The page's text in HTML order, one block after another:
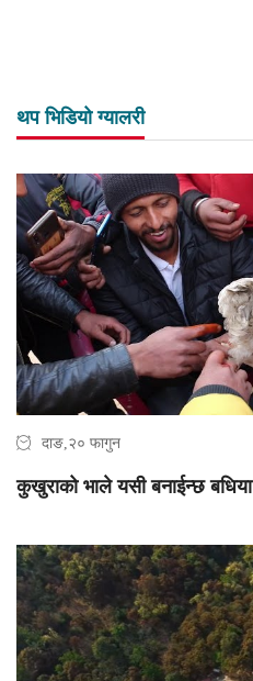
थप भिडियो ग्यालरी
दाङ,२० फागुन
कुखुराको भाले यसी बनाईन्छ बधिया